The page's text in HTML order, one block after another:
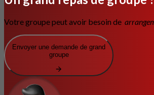
Votre groupe peut avoir besoin de
Envoyer une demande de grand
groupe